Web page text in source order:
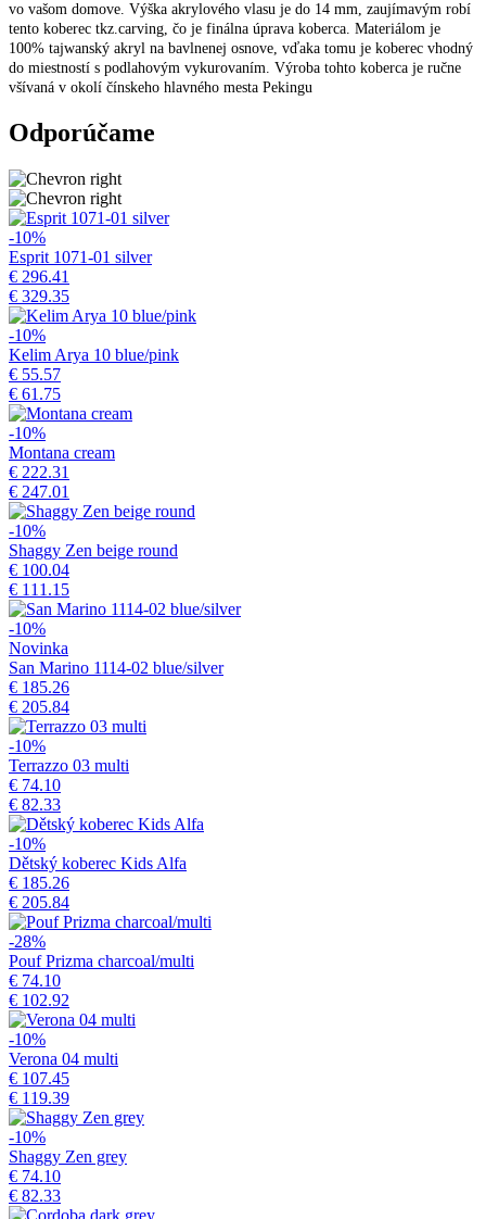
vo vašom domove. Výška akrylového vlasu je do 14 mm, zaujímavým robí
tento koberec tkz.carving, čo je finálna úprava koberca. Materiálom je
100% tajwanský akryl na bavlnenej osnove, vďaka tomu je koberec vhodný
do miestností s podlahovým vykurovaním. Výroba tohto koberca je ručne
všívaná v okolí čínskeho hlavného mesta Pekingu
Odporúčame
-10%
Esprit 1071-01 silver
€ 296.41
€ 329.35
-10%
Kelim Arya 10 blue/pink
€ 55.57
€ 61.75
-10%
Montana cream
€ 222.31
€ 247.01
-10%
Shaggy Zen beige round
€ 100.04
€ 111.15
-10%
Novinka
San Marino 1114-02 blue/silver
€ 185.26
€ 205.84
-10%
Terrazzo 03 multi
€ 74.10
€ 82.33
-10%
Dětský koberec Kids Alfa
€ 185.26
€ 205.84
-28%
Pouf Prizma charcoal/multi
€ 74.10
€ 102.92
-10%
Verona 04 multi
€ 107.45
€ 119.39
-10%
Shaggy Zen grey
€ 74.10
€ 82.33